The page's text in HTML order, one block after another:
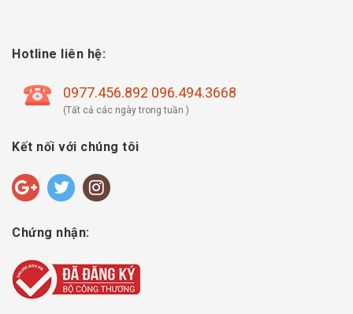
Hotline liên hệ:
0977.456.892 096.494.3668
(Tất cả các ngày trong tuần )
Kết nối với chúng tôi
Chứng nhận: